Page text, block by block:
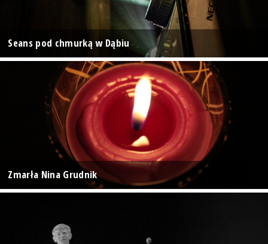
Seans pod chmurką w Dąbiu
Zmarła Nina Grudnik